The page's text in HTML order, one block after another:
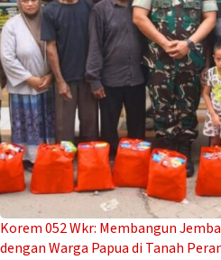
Korem 052 Wkr: Membangun
dengan Warga Papua di Tanah